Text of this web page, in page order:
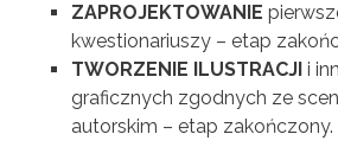
ZAPROJEKTOWANIE
kwestionariuszy – etap
TWORZENIE ILUSTRACJI i
graficznych zgodnych ze
autorskim – etap zakończony.